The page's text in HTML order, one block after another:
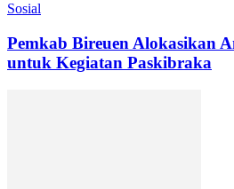
Sosial
Pemkab Bireuen Alokasikan
untuk Kegiatan Paskibraka